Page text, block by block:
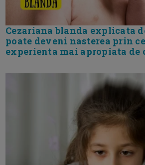
Cezariana blanda explicata
poate deveni nasterea prin
experienta mai apropiata de